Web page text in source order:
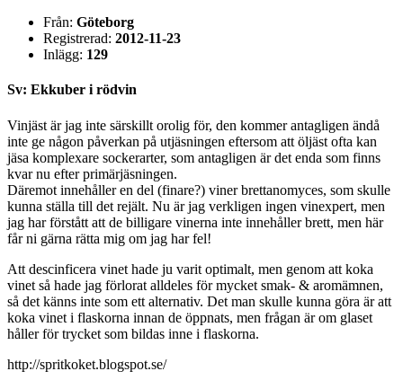
Från: Göteborg
Registrerad: 2012-11-23
Inlägg: 129
Sv: Ekkuber i rödvin
Vinjäst är jag inte särskillt orolig för, den kommer antagligen ändå
inte ge någon påverkan på utjäsningen eftersom att öljäst ofta kan
jäsa komplexare sockerarter, som antagligen är det enda som finns
kvar nu efter primärjäsningen.
Däremot innehåller en del (finare?) viner brettanomyces, som skulle
kunna ställa till det rejält. Nu är jag verkligen ingen vinexpert, men
jag har förstått att de billigare vinerna inte innehåller brett, men här
får ni gärna rätta mig om jag har fel!
Att descinficera vinet hade ju varit optimalt, men genom att koka
vinet så hade jag förlorat alldeles för mycket smak- & aromämnen,
så det känns inte som ett alternativ. Det man skulle kunna göra är att
koka vinet i flaskorna innan de öppnats, men frågan är om glaset
håller för trycket som bildas inne i flaskorna.
http://spritkoket.blogspot.se/